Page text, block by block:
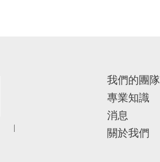
我們的團隊
專業知識
消息
關於我們